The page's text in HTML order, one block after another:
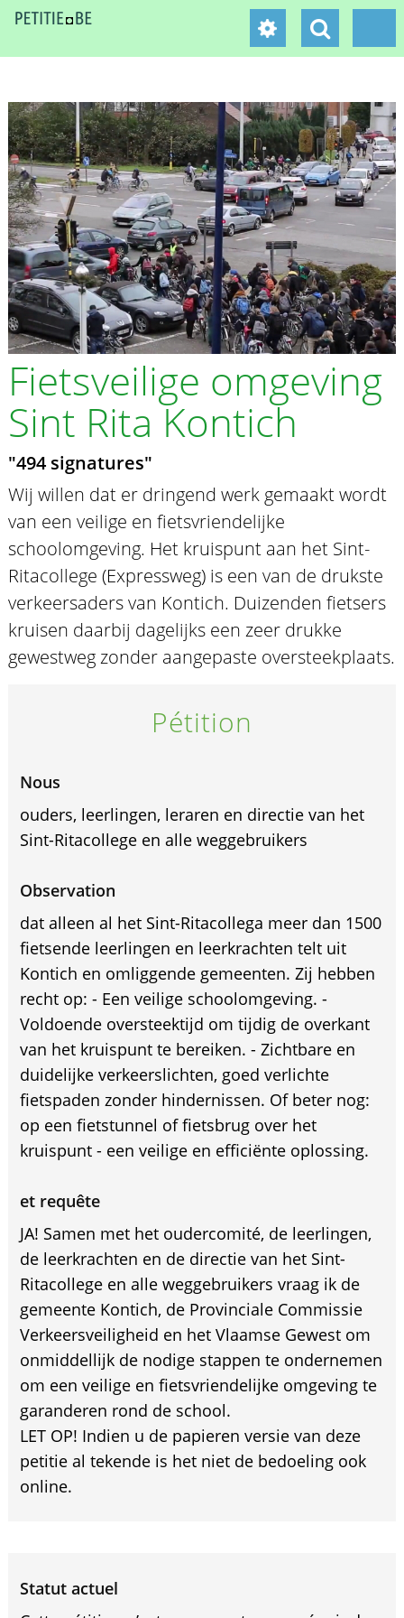
Fietsveilige omgeving
Sint Rita Kontich
"494 signatures"
Wij willen dat er dringend werk gemaakt wordt
van een veilige en fietsvriendelijke
schoolomgeving. Het kruispunt aan het Sint-
Ritacollege (Expressweg) is een van de drukste
verkeersaders van Kontich. Duizenden fietsers
kruisen daarbij dagelijks een zeer drukke
gewestweg zonder aangepaste oversteekplaats.
Pétition
Nous
ouders, leerlingen, leraren en directie van het
Sint-Ritacollege en alle weggebruikers
Observation
dat alleen al het Sint-Ritacollega meer dan 1500
fietsende leerlingen en leerkrachten telt uit
Kontich en omliggende gemeenten. Zij hebben
recht op: - Een veilige schoolomgeving. -
Voldoende oversteektijd om tijdig de overkant
van het kruispunt te bereiken. - Zichtbare en
duidelijke verkeerslichten, goed verlichte
fietspaden zonder hindernissen. Of beter nog:
op een fietstunnel of fietsbrug over het
kruispunt - een veilige en efficiënte oplossing.
et requête
JA! Samen met het oudercomité, de leerlingen,
de leerkrachten en de directie van het Sint-
Ritacollege en alle weggebruikers vraag ik de
gemeente Kontich, de Provinciale Commissie
Verkeersveiligheid en het Vlaamse Gewest om
onmiddellijk de nodige stappen te ondernemen
om een veilige en fietsvriendelijke omgeving te
garanderen rond de school.
LET OP! Indien u de papieren versie van deze
petitie al tekende is het niet de bedoeling ook
online.
Statut actuel